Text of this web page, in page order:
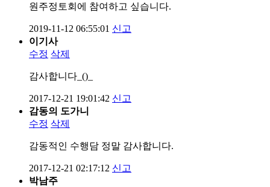
원주정토회에 참여하고 싶습니다.
2019-11-12 06:55:01 신고
이기사
수정 삭제
감사합니다_()_
2017-12-21 19:01:42 신고
감동의 도가니
수정 삭제
감동적인 수행담 정말 감사합니다.
2017-12-21 02:17:12 신고
박남주